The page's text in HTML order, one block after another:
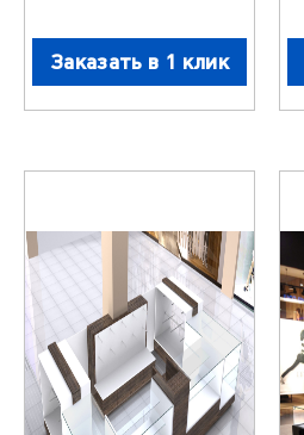
Заказать в 1 клик